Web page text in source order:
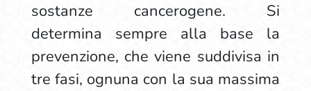
sostanze cancerogene. Si
determina sempre alla base la
prevenzione, che viene suddivisa in
tre fasi, ognuna con la sua massima